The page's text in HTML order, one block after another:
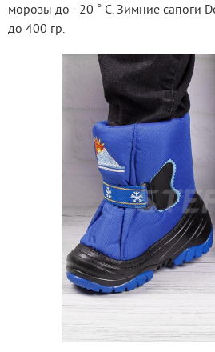
морозы до - 20 ° C. Зимние сапоги
до 400 гр.